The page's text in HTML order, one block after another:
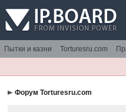
Пытки и казни Torturesru.com
Форум Torturesru.com